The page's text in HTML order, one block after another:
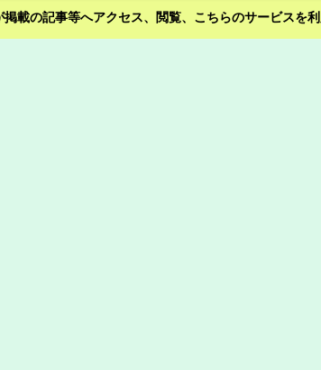
載の記事等へアクセス、閲覧、こちらのサービスを